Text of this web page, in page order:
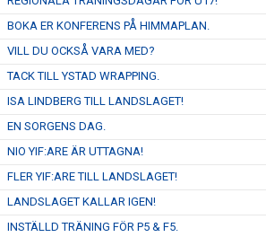
BOKA ER KONFERENS PÅ HIMMAPLAN.
VILL DU OCKSÅ VARA MED?
TACK TILL YSTAD WRAPPING.
ISA LINDBERG TILL LANDSLAGET!
EN SORGENS DAG.
NIO YIF:ARE ÄR UTTAGNA!
FLER YIF:ARE TILL LANDSLAGET!
LANDSLAGET KALLAR IGEN!
INSTÄLLD TRÄNING FÖR P5 & F5.